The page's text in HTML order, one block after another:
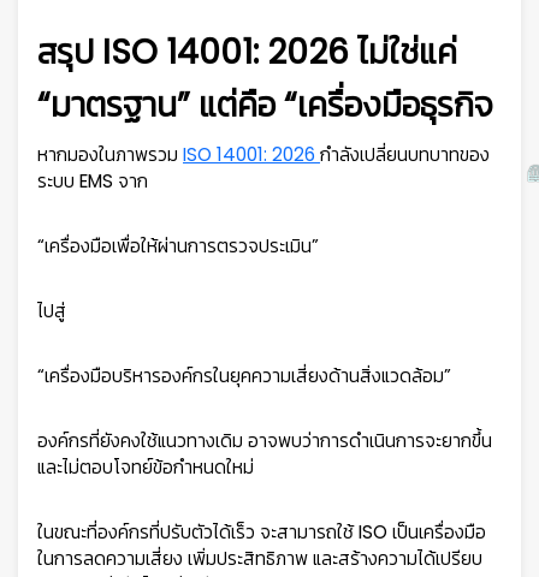
สรุป ISO 14001: 2026 ไม่ใช่แค่
“มาตรฐาน” แต่คือ “เครื่องมือธุรกิจ
หากมองในภาพรวม ISO 14001: 2026 กำลังเปลี่ยนบทบาทของ
ระบบ EMS จาก
“เครื่องมือเพื่อให้ผ่านการตรวจประเมิน”
ไปสู่
“เครื่องมือบริหารองค์กรในยุคความเสี่ยงด้านสิ่งแวดล้อม”
องค์กรที่ยังคงใช้แนวทางเดิม อาจพบว่าการดำเนินการจะยากขึ้น
และไม่ตอบโจทย์ข้อกำหนดใหม่
ในขณะที่องค์กรที่ปรับตัวได้เร็ว จะสามารถใช้ ISO เป็นเครื่องมือ
ในการลดความเสี่ยง เพิ่มประสิทธิภาพ และสร้างความได้เปรียบ